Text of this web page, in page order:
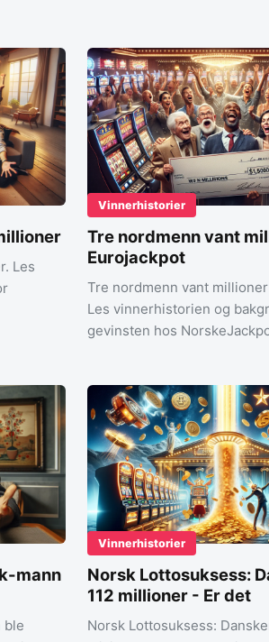
Les
Vinnerhistorier
Tre nordmenn vant
Eurojackpot
Tre nordmenn vant
Les vinnerhistorien og
gevinsten hos
mann
ble
Vinnerhistorier
Norsk Lottosuksess:
112 millioner - Er det
Norsk Lottosuksess: